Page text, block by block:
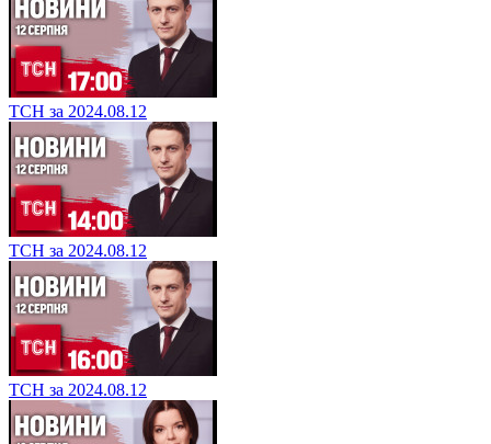
ТСН за 2024.08.12
ТСН за 2024.08.12
ТСН за 2024.08.12